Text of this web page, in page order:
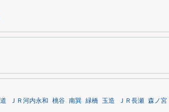
ＪＲ河内永和 桃谷 南巽 緑橋 玉造 ＪＲ長瀬 森ノ宮